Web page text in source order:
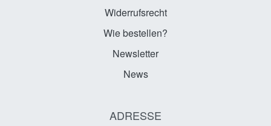
Widerrufsrecht
Wie bestellen?
Newsletter
News
ADRESSE